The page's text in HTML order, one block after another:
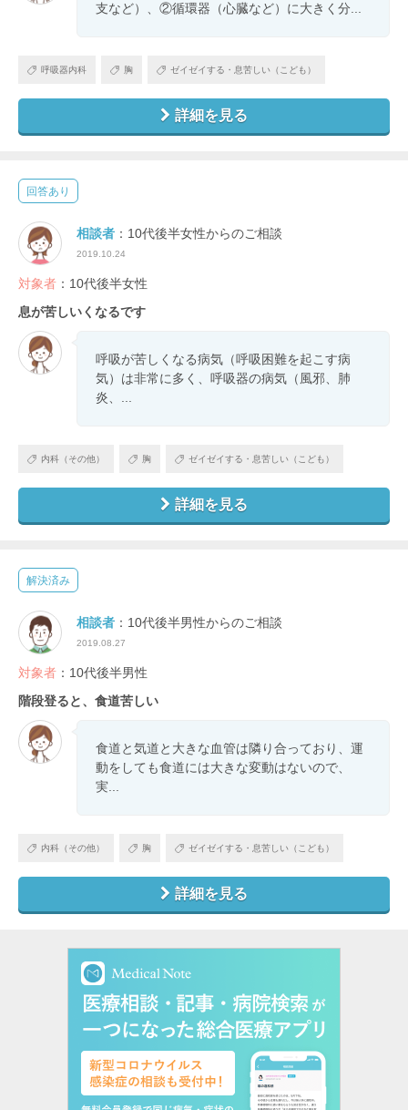
支など）、②循環器（心臓など）に大きく分...
呼吸器内科 胸 ゼイゼイする・息苦しい（こども）
詳細を見る
回答あり
相談者 ：10代後半女性からのご相談
2019.10.24
対象者 ：10代後半女性
息が苦しいくなるです
呼吸が苦しくなる病気（呼吸困難を起こす病
気）は非常に多く、呼吸器の病気（風邪、肺
炎、...
内科（その他） 胸 ゼイゼイする・息苦しい（こども）
詳細を見る
解決済み
相談者 ：10代後半男性からのご相談
2019.08.27
対象者 ：10代後半男性
階段登ると、食道苦しい
食道と気道と大きな血管は隣り合っており、運
動をしても食道には大きな変動はないので、
実...
内科（その他） 胸 ゼイゼイする・息苦しい（こども）
詳細を見る